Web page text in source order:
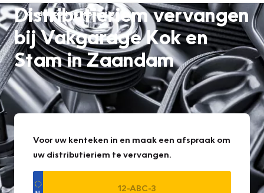
Onderhoud en reparatie
Distributieriem vervangen
bij Vakgarage Kok en
Stam in Zaandam
Voor uw kenteken in en maak een afspraak om
uw distributieriem te vervangen.